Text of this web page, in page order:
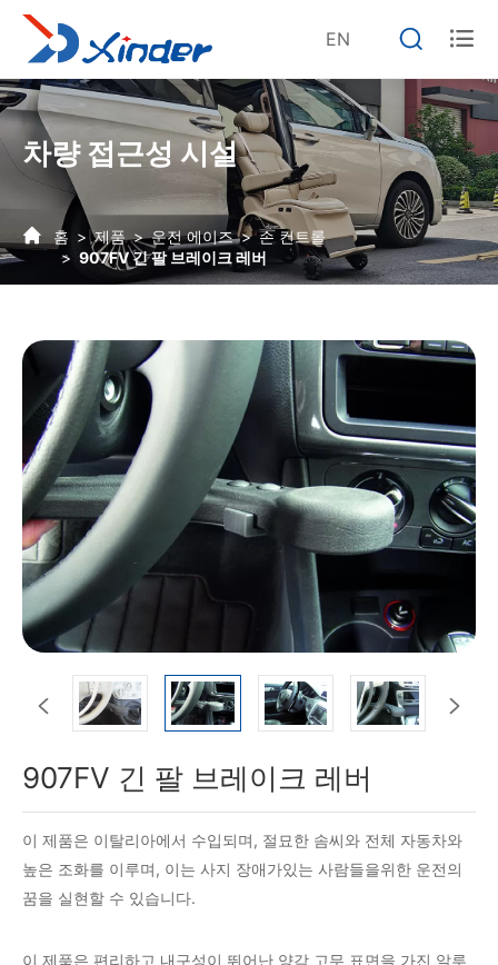
EN  
차량 접근성 시설
홈 제품 운전 에이즈
손 컨트롤
907FV 긴 팔 브레이크 레버
 
907FV 긴 팔 브레이크 레버
이 제품은 이탈리아에서 수입되며, 절묘한 솜씨와 전체 자동차와
높은 조화를 이루며, 이는 사지 장애가있는 사람들을위한 운전의
꿈을 실현할 수 있습니다.
이 제품은 편리하고 내구성이 뛰어난 양각 고무 표면을 가진 알루